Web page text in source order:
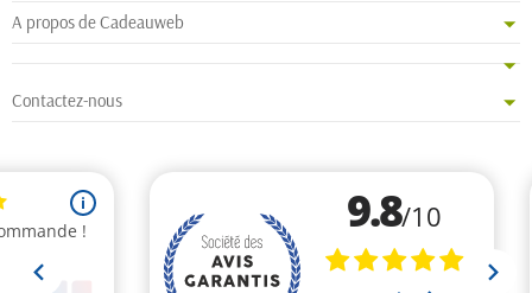
A propos de Cadeauweb
Contactez-nous